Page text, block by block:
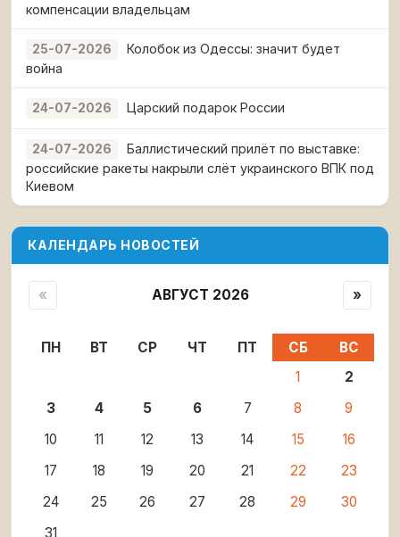
компенсации владельцам
25-07-2026
Колобок из Одессы: значит будет
война
24-07-2026 Царский подарок России
24-07-2026
Баллистический прилёт по выставке:
российские ракеты накрыли слёт украинского ВПК под
Киевом
КАЛЕНДАРЬ НОВОСТЕЙ
« АВГУСТ 2026 »
ПН ВТ СР ЧТ ПТ СБ
ВС
1
2
3
4 5 6 7 8
9
10
11 12 13 14 15
16
17
18 19 20 21 22
23
24
25 26 27 28 29
30
31